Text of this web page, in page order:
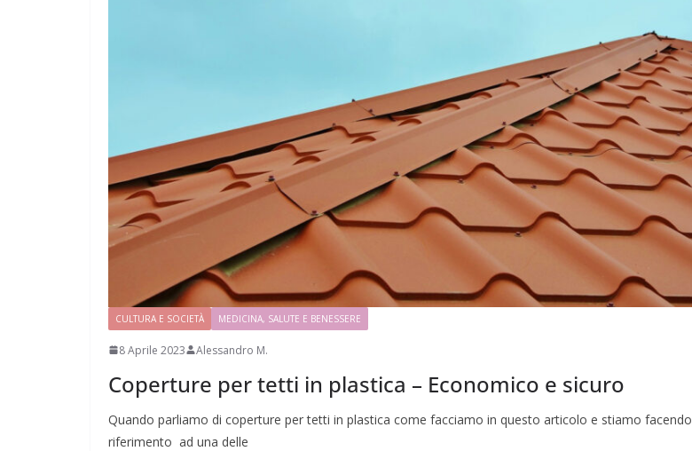
CULTURA E SOCIETÀ MEDICINA, SALUTE E BENESSERE
8 Aprile 2023 Alessandro M.
Coperture per tetti in plastica – Economico e sicuro
Quando parliamo di coperture per tetti in plastica come facciamo in questo articolo e stiamo facendo
riferimento ad una delle